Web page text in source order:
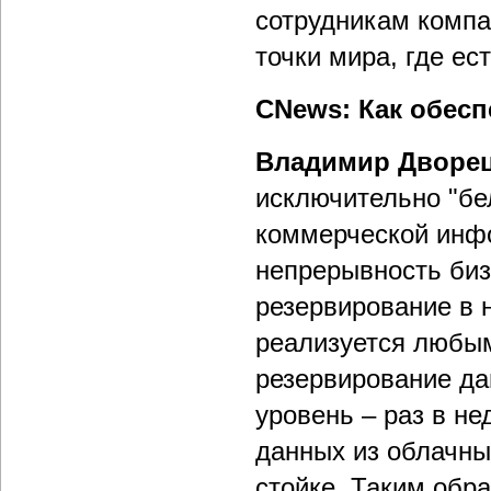
сотрудникам
точки мира, где
CNews: Как
Владимир
исключительно
коммерческой
непрерывность
резервирование в
реализуется
резервирование
уровень – раз в
данных из